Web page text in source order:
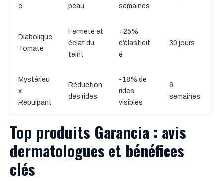
e
peau
semaines
Diabolique
Tomate
Fermeté et
éclat du
teint
+25%
d’élasticit
é
30 jours
Mystérieu
x
Repulpant
Réduction
des rides
-18% de
rides
visibles
6
semaines
Top produits Garancia : avis
dermatologues et bénéfices
clés